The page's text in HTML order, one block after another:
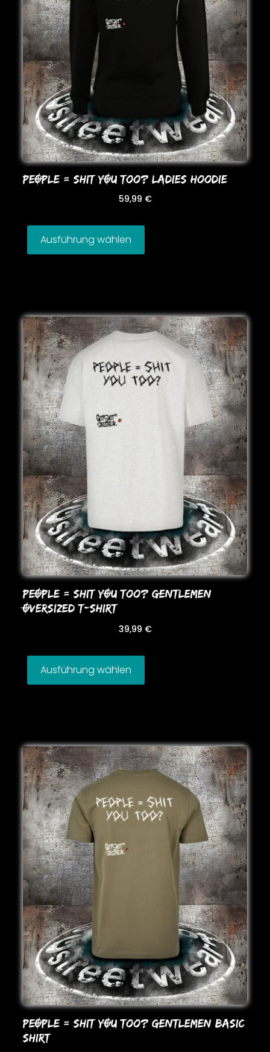
PEOPLE = SHIT YOU Too? LADIES HooDIE
59,99 €
Ausführung wählen
PEOPLE = SHIT YOU Too? GENTLEMEN
OVERSIZED T-SHIRT
39,99 €
Ausführung wählen
PEOPLE = SHIT YOU Too? GENTLEMEN BASIC
SHIRT